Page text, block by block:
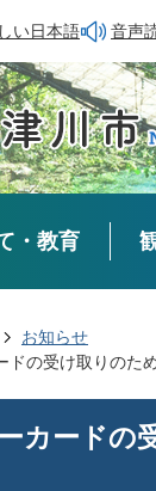
い日本語 音声
・教育
お知らせ
の受け取りのた
カードの